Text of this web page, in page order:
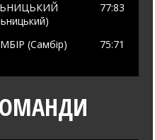
77:83
(Самбір) 75:71